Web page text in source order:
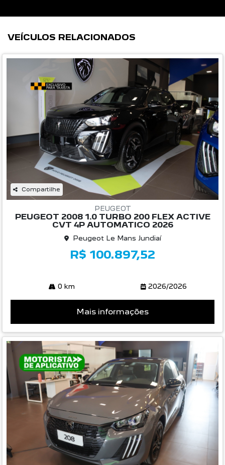
VEÍCULOS RELACIONADOS
Compartilhe
PEUGEOT
PEUGEOT 2008 1.0 TURBO 200 FLEX ACTIVE
CVT 4P AUTOMATICO 2026
Peugeot Le Mans Jundiaí
R$ 100.897,52
0 km 2026/2026
Mais informações